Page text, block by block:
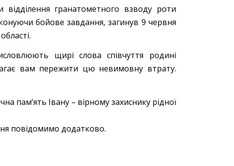
гранатометного взводу роти
бойове завдання, загинув 9 червня
щирі слова співчуття родині
вам пережити цю невимовну втрату.
памʼять Івану – вірному захиснику рідної
повідомимо додатково.